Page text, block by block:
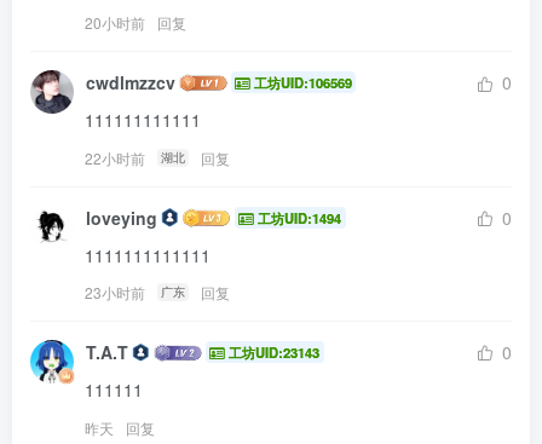
20小时前 回复
cwdlmzzcv 工坊UID:106569
0
111111111111
22小时前 湖北 回复
loveying 工坊UID:1494
0
1111111111111
23小时前 广东 回复
T.A.T 工坊UID:23143
0
111111
昨天 回复